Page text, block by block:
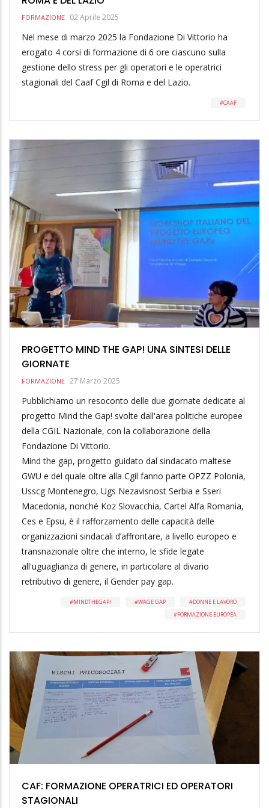
FORMAZIONE 02 Aprile 2025
Nel mese di marzo 2025 la Fondazione Di Vittorio ha
erogato 4 corsi di formazione di 6 ore ciascuno sulla
gestione dello stress per gli operatori e le operatrici
stagionali del Caaf Cgil di Roma e del Lazio.
CAAF
PROGETTO MIND THE GAP! UNA SINTESI DELLE
GIORNATE
FORMAZIONE 27 Marzo 2025
Pubblichiamo un resoconto delle due giornate dedicate al
progetto Mind the Gap! svolte dall'area politiche europee
della CGIL Nazionale, con la collaborazione della
Fondazione Di Vittorio.
Mind the gap, progetto guidato dal sindacato maltese
GWU e del quale oltre alla Cgil fanno parte OPZZ Polonia,
Usscg Montenegro, Ugs Nezavisnost Serbia e Sseri
Macedonia, nonché Koz Slovacchia, Cartel Alfa Romania,
Ces e Epsu, è il rafforzamento delle capacità delle
organizzazioni sindacali d’affrontare, a livello europeo e
transnazionale oltre che interno, le sfide legate
all'uguaglianza di genere, in particolare al divario
retributivo di genere, il Gender pay gap.
MINDTHEGAP! WAGE GAP
DONNE E LAVORO
FORMAZIONE EUROPEA
CAF: FORMAZIONE OPERATRICI ED OPERATORI
STAGIONALI